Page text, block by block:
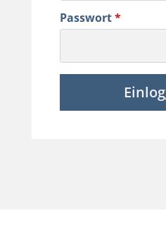
Passwort*